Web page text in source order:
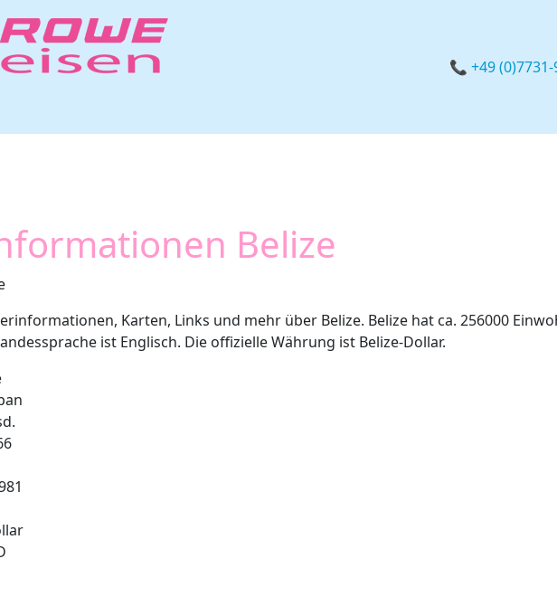
📞 +49
Belize
Karten, Links und mehr über Belize. Belize hat ca. 256000
ist Englisch. Die offizielle Währung ist Belize-Dollar.